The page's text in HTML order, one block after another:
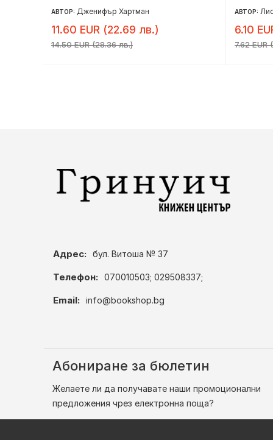
АВТОР: Дженифър Хартман
11.60 EUR (22.69 лв.)
14.50 EUR (28.36 лв.)
АВТОР:
6.10
7.62 EUR
Адрес: бул. Витоша № 37
Телефон: 070010503; 029508337;
Email: info@bookshop.bg
Абониране за бюлетин
Желаете ли да получавате наши промоционални
предложения чрез електронна поща?